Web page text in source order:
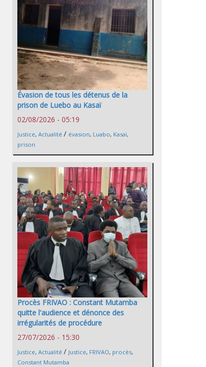
Évasion de tous les détenus de la
prison de Luebo au Kasaï
02/08/2026 - 05:19
Justice, Actualité / évasion, Luabo, Kasaï,
prison
Procès FRIVAO : Constant Mutamba
quitte l'audience et dénonce des
irrégularités de procédure
27/07/2026 - 15:30
Justice, Actualité / Justice, FRIVAO, procès,
Constant Mutamba